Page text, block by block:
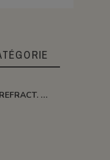
SUPPORT REFRACT. DOUBLE ROND Ø 100 MM 1260°C